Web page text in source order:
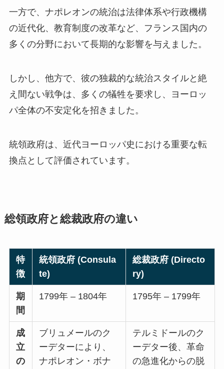
一方で、ナポレオンの統治は法律体系や行政機構
の近代化、教育制度の改革など、フランス国内の
多くの分野において長期的な影響を与えました。
しかし、他方で、彼の独裁的な統治スタイルと絶
え間ない戦争は、多くの犠牲を要求し、ヨーロッ
パ全体の不安定化を招きました。
統領政府は、近代ヨーロッパ史における重要な転
換点として評価されています。
総領政府と総裁政府の違い
特
徴
統領政府 (Consula
te)
総裁政府 (Directo
ry)
期
間
1799年 – 1804年 1795年 – 1799年
成
立
の
ブリュメールのク
ーデターにより、
ナポレオン・ボナ
テルミドールのク
ーデター後、革命
の急進化からの脱